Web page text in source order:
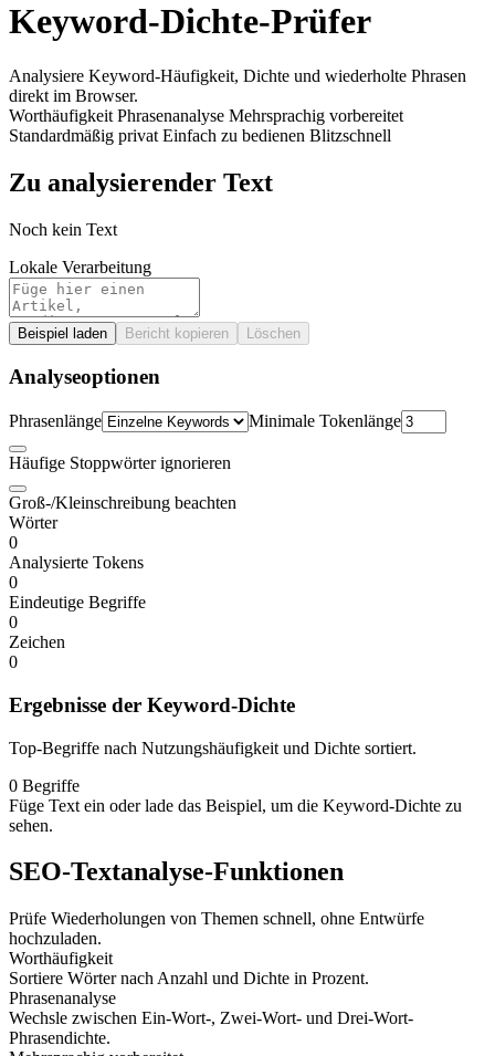
Keyword-Dichte-Prüfer
Analysiere Keyword-Häufigkeit, Dichte und wiederholte Phrasen
direkt im Browser.
Worthäufigkeit Phrasenanalyse Mehrsprachig vorbereitet
Standardmäßig privat Einfach zu bedienen Blitzschnell
Zu analysierender Text
Noch kein Text
Lokale Verarbeitung
Beispiel laden Bericht kopieren Löschen
Analyseoptionen
Phrasenlänge Minimale Tokenlänge
Häufige Stoppwörter ignorieren
Groß-/Kleinschreibung beachten
Wörter
0
Analysierte Tokens
0
Eindeutige Begriffe
0
Zeichen
0
Ergebnisse der Keyword-Dichte
Top-Begriffe nach Nutzungshäufigkeit und Dichte sortiert.
0 Begriffe
Füge Text ein oder lade das Beispiel, um die Keyword-Dichte zu
sehen.
SEO-Textanalyse-Funktionen
Prüfe Wiederholungen von Themen schnell, ohne Entwürfe
hochzuladen.
Worthäufigkeit
Sortiere Wörter nach Anzahl und Dichte in Prozent.
Phrasenanalyse
Wechsle zwischen Ein-Wort-, Zwei-Wort- und Drei-Wort-
Phrasendichte.